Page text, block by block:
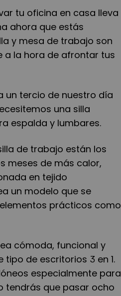
tu oficina en casa lleva
ahora que estás
y mesa de trabajo son
a la hora de afrontar tus
un tercio de nuestro día
una silla
espalda y lumbares.
de trabajo están los
meses de más calor,
en tejido
un modelo que se
prácticos como
cómoda, funcional y
tipo de escritorios 3 en 1.
especialmente para
tendrás que pasar ocho